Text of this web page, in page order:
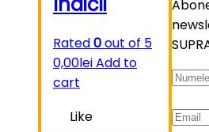
Rated0out of 5
0,00leiAdd to
cart
Like